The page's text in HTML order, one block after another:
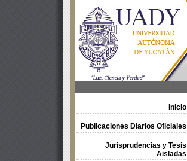
Inicio
Publicaciones Diarios Oficiales
Jurisprudencias y Tesis
Aisladas